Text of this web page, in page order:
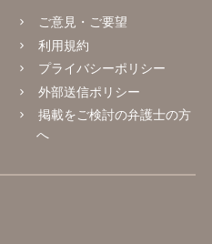
ご意見・ご要望
利用規約
プライバシーポリシー
外部送信ポリシー
掲載をご検討の弁護士の方
へ